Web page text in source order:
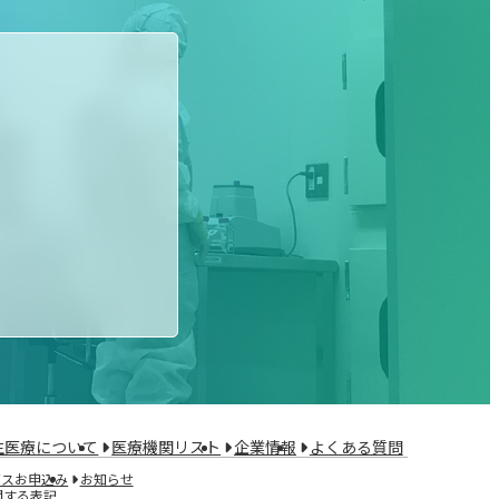
医療について 医療機関リスト 企業情報 よくある質問
お申込み
お知らせ
る表記